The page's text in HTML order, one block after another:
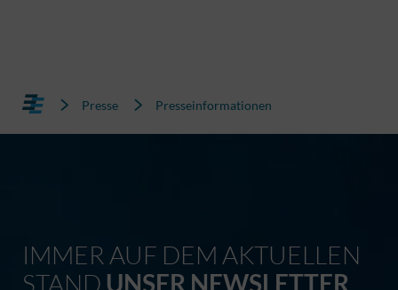
Presse Presseinformationen
IMMER AUF DEM AKTUELLEN
STAND UNSER NEWSLETTER